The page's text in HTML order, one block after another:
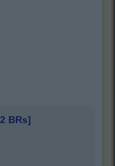
BRs]